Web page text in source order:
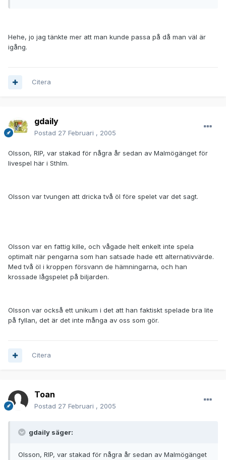
Hehe, jo jag tänkte mer att man kunde passa på då man väl är
igång.
Citera
gdaily
Postad 27 Februari , 2005
Olsson, RIP, var stakad för några år sedan av Malmögänget för
livespel här i Sthlm.
Olsson var tvungen att dricka två öl före spelet var det sagt.
Olsson var en fattig kille, och vågade helt enkelt inte spela
optimalt när pengarna som han satsade hade ett alternativvärde.
Med två öl i kroppen försvann de hämningarna, och han
krossade lågspelet på biljarden.
Olsson var också ett unikum i det att han faktiskt spelade bra lite
på fyllan, det är det inte många av oss som gör.
Citera
Toan
Postad 27 Februari , 2005
gdaily säger:
Olsson, RIP, var stakad för några år sedan av Malmögänget